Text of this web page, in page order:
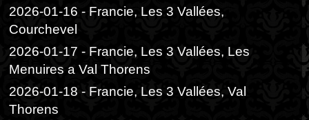
2026-01-16 - Francie, Les 3 Vallées,
Courchevel
2026-01-17 - Francie, Les 3 Vallées, Les
Menuires a Val Thorens
2026-01-18 - Francie, Les 3 Vallées, Val
Thorens